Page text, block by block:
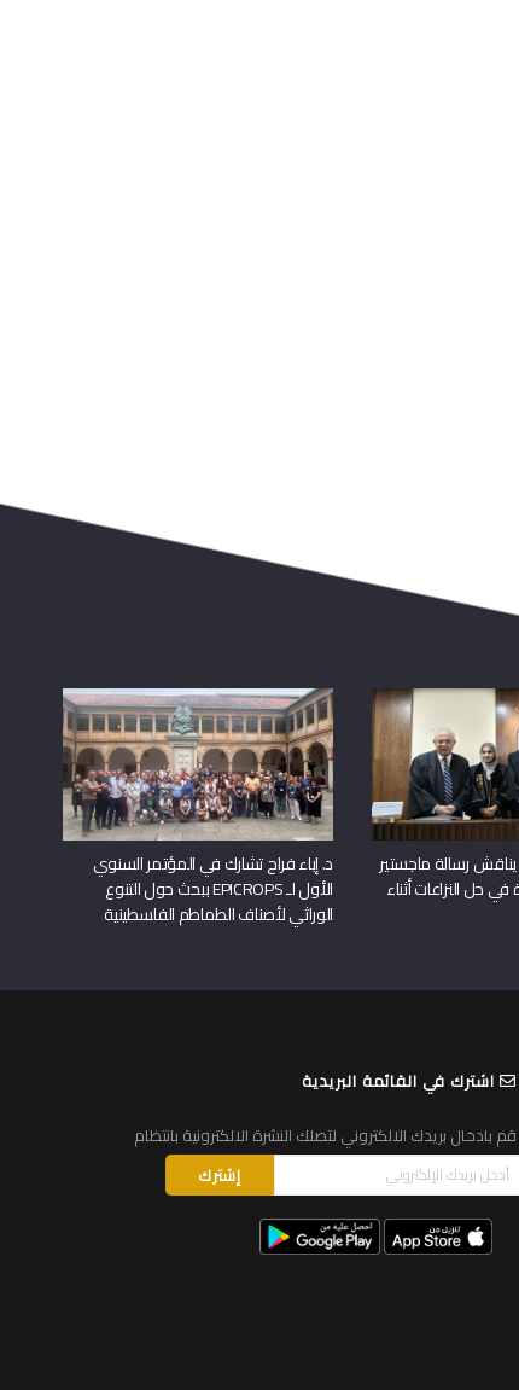
يناقش رسالة ماجستير
في حل النزاعات أثناء
د. إباء فراح تشارك في المؤتمر السنوي
الأول لـ EPICROPS ببحث حول التنوع
الوراثي لأصناف الطماطم الفلسطينية
اشترك في القائمة البريدية
قم بادخال بريدك الالكتروني لتصلك النشرة الالكترونية بانتظام